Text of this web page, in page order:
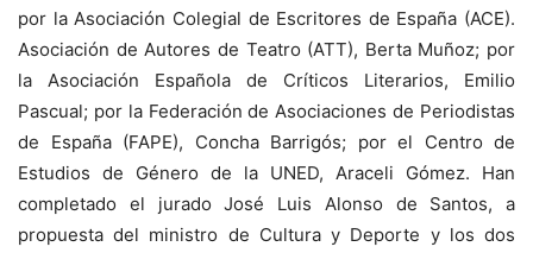
por la Asociación Colegial de Escritores de España (ACE).
Asociación de Autores de Teatro (ATT), Berta Muñoz; por
la Asociación Española de Críticos Literarios, Emilio
Pascual; por la Federación de Asociaciones de Periodistas
de España (FAPE), Concha Barrigós; por el Centro de
Estudios de Género de la UNED, Araceli Gómez. Han
completado el jurado José Luis Alonso de Santos, a
propuesta del ministro de Cultura y Deporte y los dos